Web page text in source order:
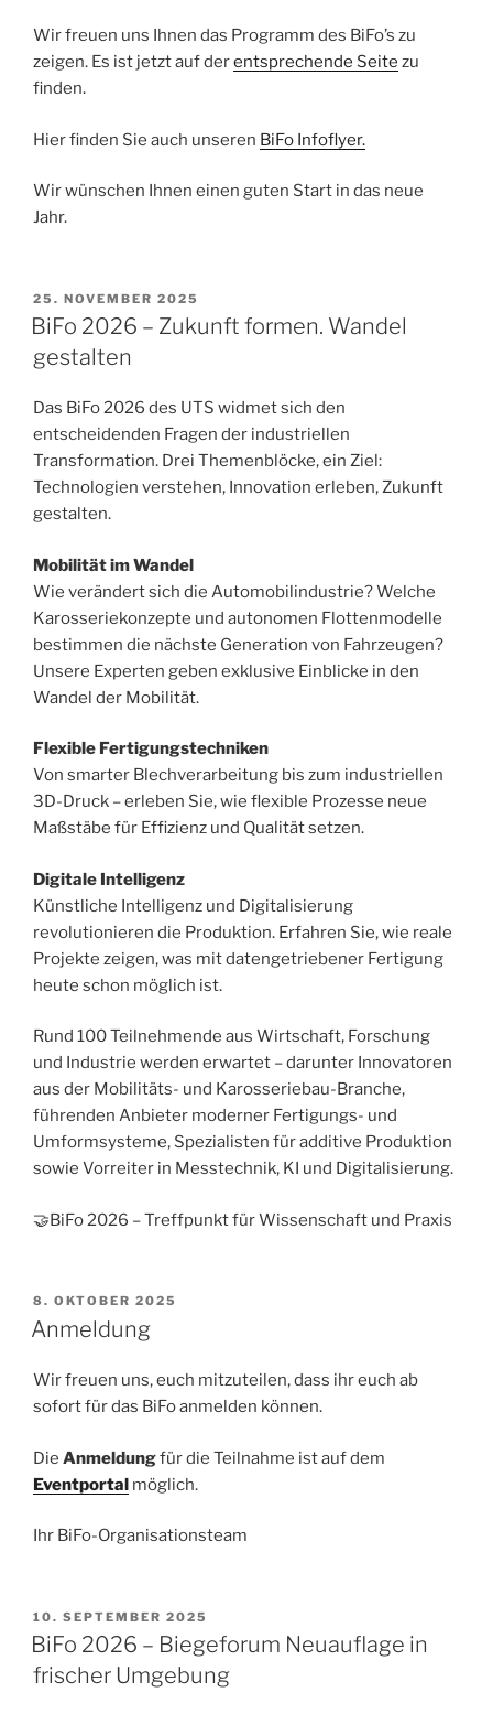
Wir freuen uns Ihnen das Programm des BiFo’s zu
zeigen. Es ist jetzt auf derentsprechende Seite zu
finden.
Hier finden Sie auch unseren BiFo Infoflyer.
Wir wünschen Ihnen einen guten Start in das neue
Jahr.
VERÖFFENTLICHT
AM
25. NOVEMBER 2025
BiFo 2026 – Zukunft formen. Wandel
gestalten
Das BiFo 2026 des UTS widmet sich den
entscheidenden Fragen der industriellen
Transformation. Drei Themenblöcke, ein Ziel:
Technologien verstehen, Innovation erleben, Zukunft
gestalten.
Mobilität im Wandel
Wie verändert sich die Automobilindustrie? Welche
Karosseriekonzepte und autonomen Flottenmodelle
bestimmen die nächste Generation von Fahrzeugen?
Unsere Experten geben exklusive Einblicke in den
Wandel der Mobilität.
Flexible Fertigungstechniken
Von smarter Blechverarbeitung bis zum industriellen
3D-Druck – erleben Sie, wie flexible Prozesse neue
Maßstäbe für Effizienz und Qualität setzen.
Digitale Intelligenz
Künstliche Intelligenz und Digitalisierung
revolutionieren die Produktion. Erfahren Sie, wie reale
Projekte zeigen, was mit datengetriebener Fertigung
heute schon möglich ist.
Rund 100 Teilnehmende aus Wirtschaft, Forschung
und Industrie werden erwartet – darunter Innovatoren
aus der Mobilitäts- und Karosseriebau-Branche,
führenden Anbieter moderner Fertigungs- und
Umformsysteme, Spezialisten für additive Produktion
sowie Vorreiter in Messtechnik, KI und Digitalisierung.
🤝BiFo 2026 – Treffpunkt für Wissenschaft und Praxis
VERÖFFENTLICHT
AM
8. OKTOBER 2025
Anmeldung
Wir freuen uns, euch mitzuteilen, dass ihr euch ab
sofort für das BiFo anmelden können.
Die Anmeldungfür die Teilnahme ist auf dem
Eventportal möglich.
Ihr BiFo-Organisationsteam
VERÖFFENTLICHT
AM
10. SEPTEMBER 2025
BiFo 2026 – Biegeforum Neuauflage in
frischer Umgebung